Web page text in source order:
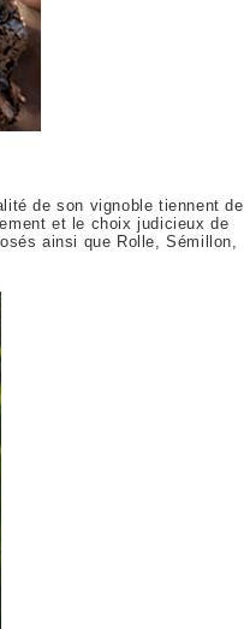
de son vignoble tiennent de
et le choix judicieux de
ainsi que Rolle, Sémillon,